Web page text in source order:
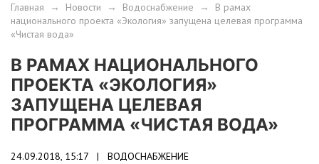
Главная → Новости → Водоснабжение → В рамах
национального проекта «Экология» запущена целевая программа
«Чистая вода»
В РАМАХ НАЦИОНАЛЬНОГО
ПРОЕКТА «ЭКОЛОГИЯ»
ЗАПУЩЕНА ЦЕЛЕВАЯ
ПРОГРАММА «ЧИСТАЯ ВОДА»
24.09.2018, 15:17 | ВОДОСНАБЖЕНИЕ